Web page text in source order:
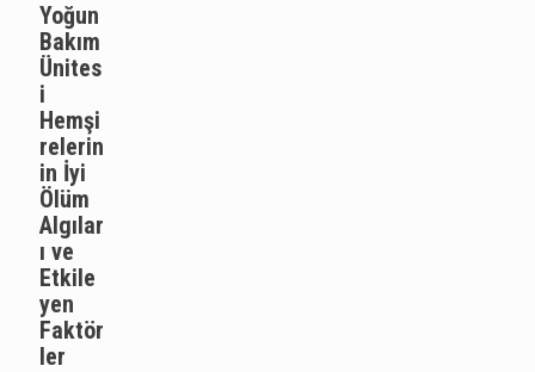
Yoğun
Bakım
Ünites
i
Hemşi
relerin
in İyi
Ölüm
Algılar
ı ve
Etkile
yen
Faktör
ler